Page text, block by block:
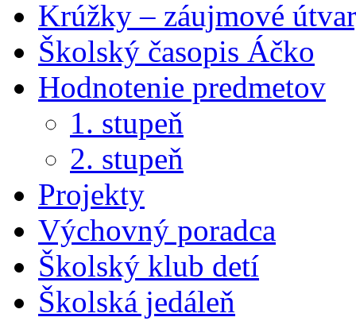
Krúžky – záujmové
Školský časopis Áčko
Hodnotenie predmetov
1. stupeň
2. stupeň
Projekty
Výchovný poradca
Školský klub detí
Školská jedáleň